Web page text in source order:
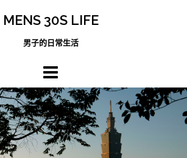
MENS 30S LIFE
男子的日常生活